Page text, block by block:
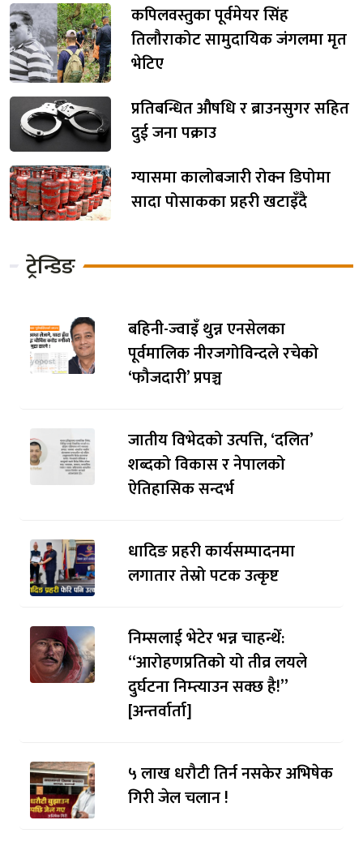
कपिलवस्तुका पूर्वमेयर सिंह
तिलौराकोट सामुदायिक जंगलमा मृत
भेटिए
प्रतिबन्धित औषधि र ब्राउनसुगर सहित
दुई जना पक्राउ
ग्यासमा कालोबजारी रोक्न डिपोमा
सादा पोसाकका प्रहरी खटाइँदै
ट्रेन्डिङ
बहिनी-ज्वाइँ थुन्न एनसेलका
पूर्वमालिक नीरजगोविन्दले रचेको
‘फौजदारी’ प्रपञ्च
जातीय विभेदको उत्पत्ति, ‘दलित’
शब्दको विकास र नेपालको
ऐतिहासिक सन्दर्भ
धादिङ प्रहरी कार्यसम्पादनमा
लगातार तेस्रो पटक उत्कृष्ट
निम्सलाई भेटेर भन्न चाहन्थेँ:
“आरोहणप्रतिको यो तीव्र लयले
दुर्घटना निम्त्याउन सक्छ है!”
[अन्तर्वार्ता]
५ लाख धरौटी तिर्न नसकेर अभिषेक
गिरी जेल चलान !